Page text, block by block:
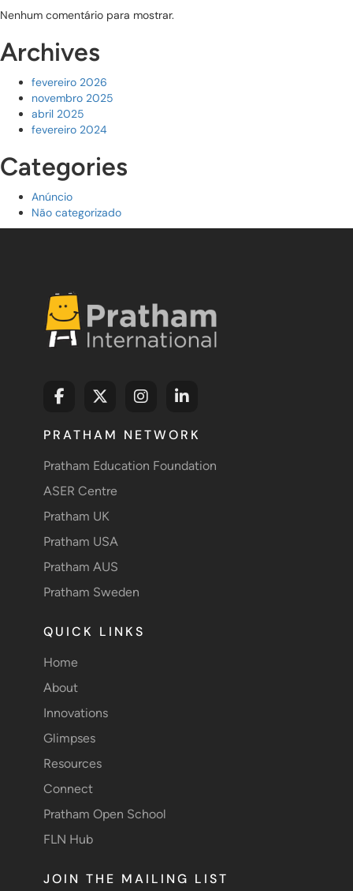
Nenhum comentário para mostrar.
Archives
fevereiro 2026
novembro 2025
abril 2025
fevereiro 2024
Categories
Anúncio
Não categorizado
PRATHAM NETWORK
Pratham Education Foundation
ASER Centre
Pratham UK
Pratham USA
Pratham AUS
Pratham Sweden
QUICK LINKS
Home
About
Innovations
Glimpses
Resources
Connect
Pratham Open School
FLN Hub
JOIN THE MAILING LIST